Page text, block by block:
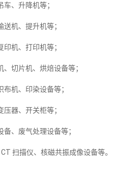
、升降机等；
机、提升机等；
机、打印机等；
切片机、烘焙设备等；
机、印染设备等；
器、开关柜等；
、废气处理设备等；
扫描仪、核磁共振成像设备等。